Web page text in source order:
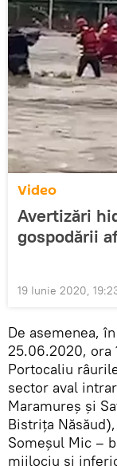
Video
Avertizări
gospodării
19 Iunie 2020,
De asemenea,
25.06.2020, ora
Portocaliu
sector aval
Maramureş şi
Bistriţa
Someşul Mic –
mijlociu şi